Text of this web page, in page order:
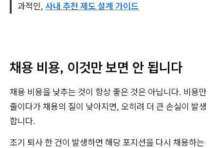
과적인, 사내 추천 제도 설계 가이드
채용 비용, 이것만 보면 안 됩니다
채용 비용을 낮추는 것이 항상 좋은 것은 아닙니다. 비용만
줄이다가 채용의 질이 낮아지면, 오히려 더 큰 손실이 발생
합니다.
조기 퇴사 한 건이 발생하면 해당 포지션을 다시 채용하는